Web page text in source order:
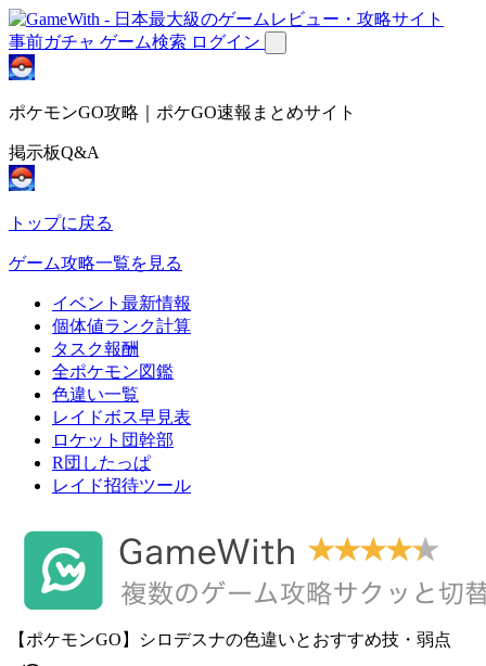
事前ガチャ ゲーム検索 ログイン
ポケモンGO攻略｜ポケGO速報まとめサイト
掲示板Q&A
トップに戻る
ゲーム攻略一覧を見る
イベント最新情報
個体値ランク計算
タスク報酬
全ポケモン図鑑
色違い一覧
レイドボス早見表
ロケット団幹部
R団したっぱ
レイド招待ツール
【ポケモンGO】シロデスナの色違いとおすすめ技・弱点